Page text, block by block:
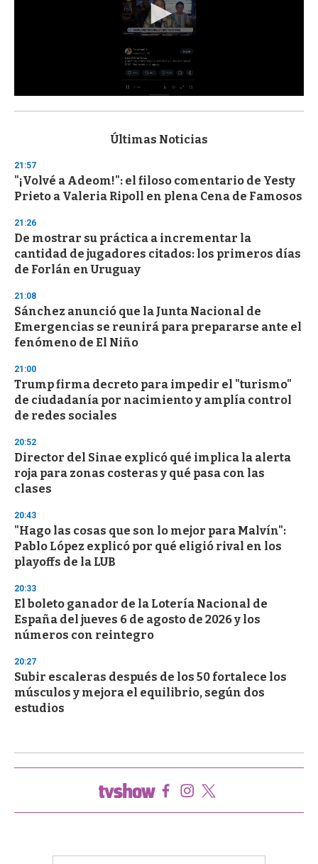
s
d
s
o
f
3
s
c
o
d
s
Últimas Noticias
21:57
"¡Volvé a Adeom!": el filoso comentario de Yesty
Prieto a Valeria Ripoll en plena Cena de Famosos
21:26
De mostrar su práctica a incrementar la
cantidad de jugadores citados: los primeros días
de Forlán en Uruguay
21:08
Sánchez anunció que la Junta Nacional de
Emergencias se reunirá para prepararse ante el
fenómeno de El Niño
21:00
Trump firma decreto para impedir el "turismo"
de ciudadanía por nacimiento y amplía control
de redes sociales
20:52
Director del Sinae explicó qué implica la alerta
roja para zonas costeras y qué pasa con las
clases
20:43
"Hago las cosas que son lo mejor para Malvín":
Pablo López explicó por qué eligió rival en los
playoffs de la LUB
20:33
El boleto ganador de la Lotería Nacional de
España del jueves 6 de agosto de 2026 y los
números con reintegro
20:27
Subir escaleras después de los 50 fortalece los
músculos y mejora el equilibrio, según dos
estudios